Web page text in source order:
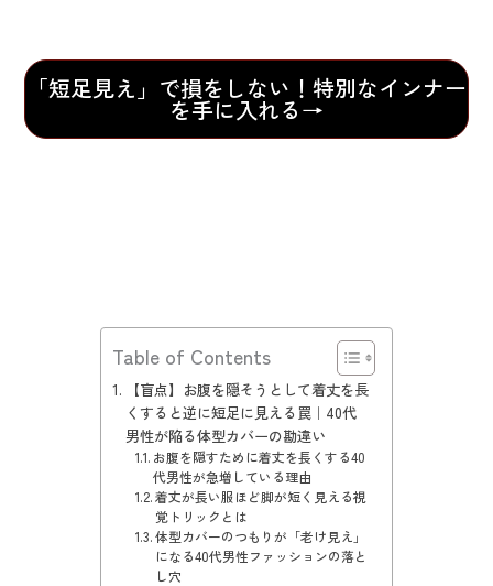
「短足見え」で損をしない！特別なインナー
を手に入れる→
Table of Contents
【盲点】お腹を隠そうとして着丈を長
くすると逆に短足に見える罠｜40代
男性が陥る体型カバーの勘違い
お腹を隠すために着丈を長くする40
代男性が急増している理由
着丈が長い服ほど脚が短く見える視
覚トリックとは
体型カバーのつもりが「老け見え」
になる40代男性ファッションの落と
し穴